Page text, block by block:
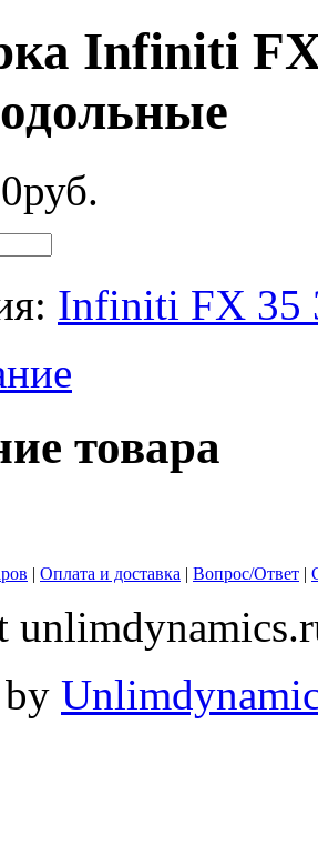
Infiniti
Infiniti FX 35
товара
| Оплата и доставка | Вопрос/Ответ |